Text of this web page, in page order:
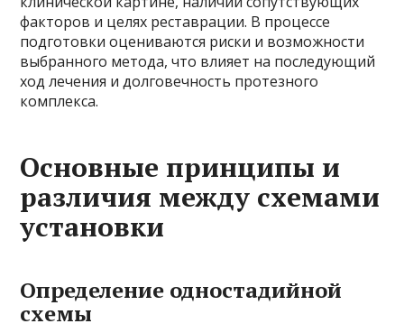
факторов и целях реставрации. В процессе
подготовки оцениваются риски и возможности
выбранного метода, что влияет на последующий
ход лечения и долговечность протезного
комплекса.
Основные принципы и
различия между схемами
установки
Определение одностадийной
схемы